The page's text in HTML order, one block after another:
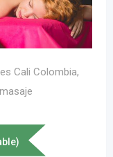
Cali Colombia,